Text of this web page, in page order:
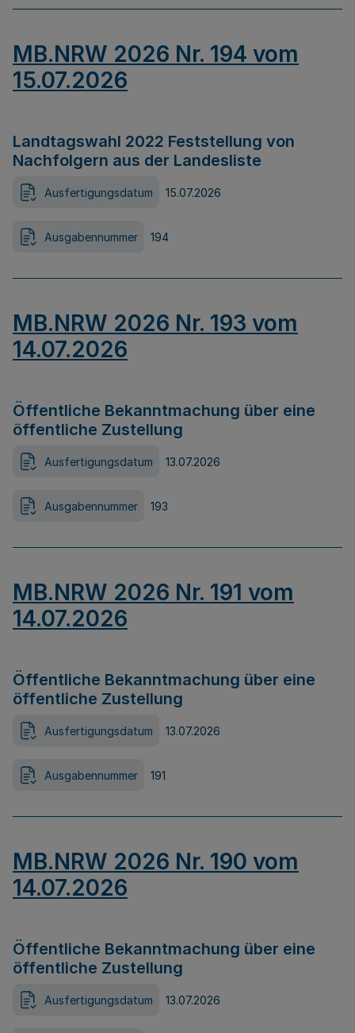
MB.NRW 2026 Nr. 194 vom
15.07.2026
Landtagswahl 2022 Feststellung von
Nachfolgern aus der Landesliste
Ausfertigungsdatum 15.07.2026
Ausgabennummer 194
MB.NRW 2026 Nr. 193 vom
14.07.2026
Öffentliche Bekanntmachung über eine
öffentliche Zustellung
Ausfertigungsdatum 13.07.2026
Ausgabennummer 193
MB.NRW 2026 Nr. 191 vom
14.07.2026
Öffentliche Bekanntmachung über eine
öffentliche Zustellung
Ausfertigungsdatum 13.07.2026
Ausgabennummer 191
MB.NRW 2026 Nr. 190 vom
14.07.2026
Öffentliche Bekanntmachung über eine
öffentliche Zustellung
Ausfertigungsdatum 13.07.2026